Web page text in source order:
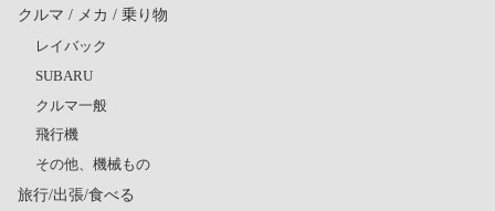
クルマ / メカ / 乗り物
レイバック
SUBARU
クルマ一般
飛行機
その他、機械もの
旅行/出張/食べる